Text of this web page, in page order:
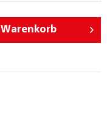
Warenkorb